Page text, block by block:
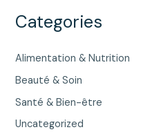
Categories
Alimentation & Nutrition
Beauté & Soin
Santé & Bien-être
Uncategorized